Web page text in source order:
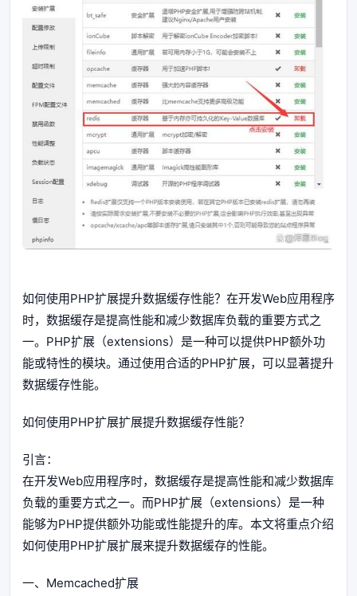
如何使用PHP扩展提升数据缓存性能？在开发Web应用程序
时，数据缓存是提高性能和减少数据库负载的重要方式之
一。PHP扩展（extensions）是一种可以提供PHP额外功
能或特性的模块。通过使用合适的PHP扩展，可以显著提升
数据缓存性能。
如何使用PHP扩展扩展提升数据缓存性能？
引言：
在开发Web应用程序时，数据缓存是提高性能和减少数据库
负载的重要方式之一。而PHP扩展（extensions）是一种
能够为PHP提供额外功能或性能提升的库。本文将重点介绍
如何使用PHP扩展扩展来提升数据缓存的性能。
一、Memcached扩展